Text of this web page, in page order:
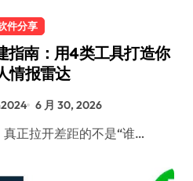
件分享
指南：用4类工具打造你
情报雷达
6 月 30, 2026
真正拉开差距的不是“谁…